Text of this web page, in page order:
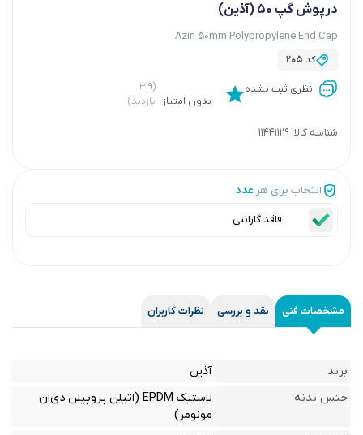
درپوش گپ 50 (آذین)
Azin 50mm Polypropylene End Cap
کد 205
نظری ثبت نشده
بدون امتیاز
(۳۱۹
بازدید)
شناسه کالا: 11441129
انتخاب برای هر عدد
فاقد گارانتی
مشخصات فنی نقد و بررسی نظرات کاربران
برند
آذین
جنس بدنه
لاستیک EPDM (اتیلن پروپیلن دی‌ان
مونومر)